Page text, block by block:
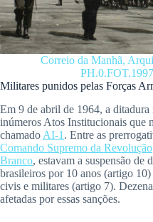
Correio da Manhã,
Militares punidos pelas Forças
Em 9 de abril de 1964, a
inúmeros Atos Institucionais que
chamado AI-1 . Entre as
Comando Supremo da Revolução
Branco, estavam a suspensão de
brasileiros por 10 anos (artigo
civis e militares (artigo 7).
afetadas por essas sanções.